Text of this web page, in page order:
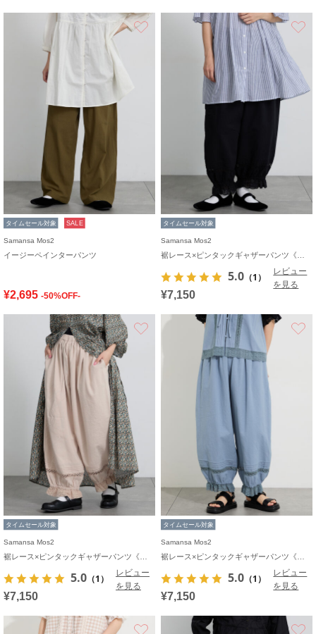
お気に入り
タイムセール対象 SALE
Samansa Mos2
イージーペインターパンツ
¥2,695 -50%OFF-
タイムセール対象
Samansa Mos2
5.0 （1）
レビュー
を見る
¥7,150
お気に入り
タイムセール対象
Samansa Mos2
5.0 （1）
レビュー
を見る
¥7,150
タイムセール対象
Samansa Mos2
5.0 （1）
レビュー
を見る
¥7,150
お気に入り